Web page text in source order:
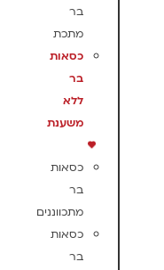
בר
מתכת
כסאות
בר
ללא
משענת
כסאות
בר
מתכווננים
כסאות
בר